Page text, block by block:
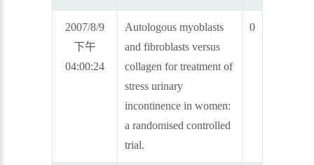
2007/8/9
下午
04:00:24
Autologous myoblasts
and fibroblasts versus
collagen for treatment of
stress urinary
incontinence in women:
a randomised controlled
trial.
0